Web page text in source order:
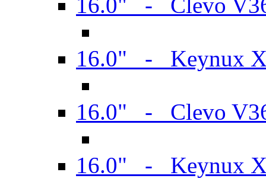
16.0" - Keynux
16.0" - Clevo
16.0" - Keynux